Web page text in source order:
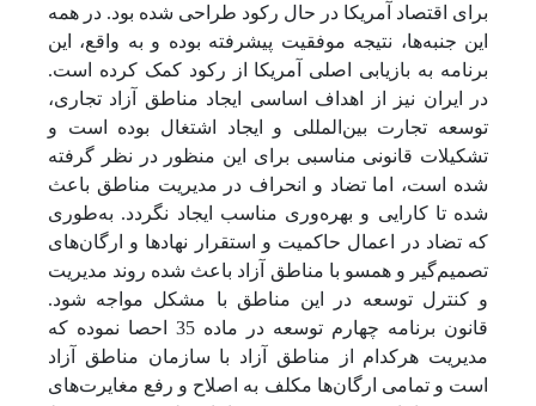
برای اقتصاد آمریکا در حال رکود طراحی شده بود. در همه
این جنبه‌ها، نتیجه موفقیت پیشرفته بوده و به واقع، این
برنامه به بازیابی اصلی آمریکا از رکود کمک کرده است.
در ایران نیز از اهداف اساسی ایجاد مناطق آزاد تجاری،
توسعه تجارت بین‌المللی و ایجاد اشتغال بوده است و
تشکیلات قانونی مناسبی برای این منظور در نظر گرفته
شده است، اما تضاد و انحراف در مدیریت مناطق باعث
شده تا کارایی و بهره‌وری مناسب ایجاد نگردد. به‌طوری
که تضاد در اعمال حاکمیت و استقرار نهادها و ارگان‌های
تصمیم‌گیر و همسو با مناطق آزاد باعث شده روند مدیریت
و کنترل توسعه در این مناطق با مشکل مواجه شود.
قانون برنامه چهارم توسعه در ماده 35 احصا نموده که
مدیریت هرکدام از مناطق آزاد با سازمان مناطق آزاد
است و تمامی ارگان‌ها مکلف به اصلاح و رفع مغایرت‌های